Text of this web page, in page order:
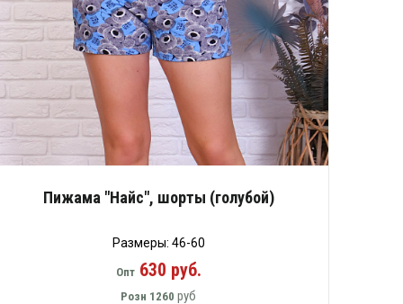
Пижама "Найс", шорты (голубой)
Размеры: 46-60
Опт630 руб.
Розн 1260 руб